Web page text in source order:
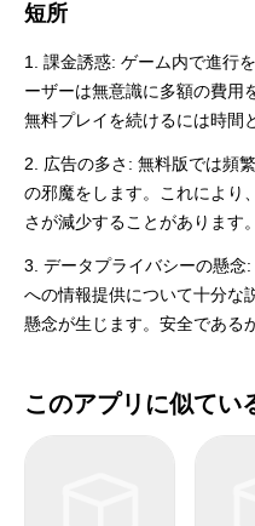
短所
1. 課金誘惑: ゲーム内で進行
ーザーは無意識に多額の費用
無料プレイを続けるには時間
2. 広告の多さ: 無料版では頻
の邪魔をします。これにより
さが減少することがあります。
3. データプライバシーの懸念
への情報提供について十分な
懸念が生じます。安全である
このアプリに似てい